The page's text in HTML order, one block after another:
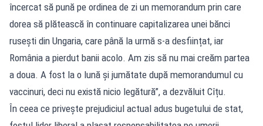
încercat să pună pe ordinea de zi un memorandum prin care
dorea să plătească în continuare capitalizarea unei bănci
rusești din Ungaria, care până la urmă s-a desființat, iar
România a pierdut banii acolo. Am zis să nu mai creăm partea
a doua. A fost la o lună și jumătate după memorandumul cu
vaccinuri, deci nu există nicio legătură”, a dezvăluit Cîțu.
În ceea ce privește prejudiciul actual adus bugetului de stat,